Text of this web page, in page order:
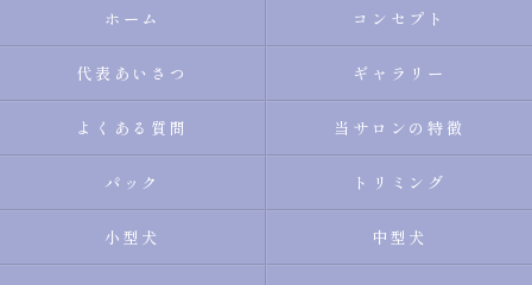
ホーム コンセプト
代表あいさつ ギャラリー
よくある質問 当サロンの特徴
パック トリミング
小型犬 中型犬